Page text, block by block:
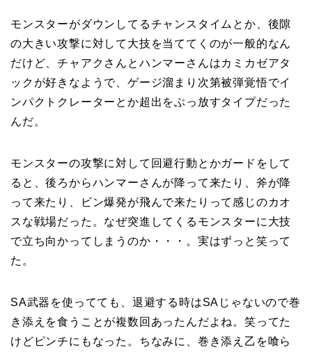
モンスターがダウンしてるチャンスタイムとか、後隙
の大きい攻撃に対して大技を当ててくのが一般的なん
だけど、チャアクさんとハンマーさんはカミカゼアタ
ックが好きなようで、ゲージ溜まり次第被弾覚悟でイ
ンパクトクレーターとか超出をぶっ放すタイプだった
んだ。
モンスターの攻撃に対して回避行動とかガードをして
ると、後ろからハンマーさんが降って来たり、斧が降
って来たり、ビン爆発が飛んで来たりって感じのカオ
スな戦場だった。なぜ突進してくるモンスターに大技
で立ち向かってしまうのか・・・。実はずっと笑って
た。
SA武器を使ってても、退避する時はSAじゃないので巻
き添えを食うことが複数回あったんだよね。笑ってた
けどピンチにもなった。ちなみに、巻き添え乙を喰ら